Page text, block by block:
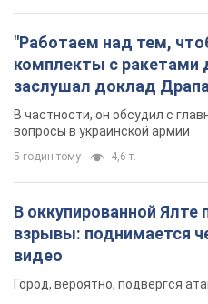
"Работаем над тем,
комплекты с ракетами
заслушал доклад
новых мерах
В частности, он обсудил с
вопросы в украинской армии
5 годин тому 4,6 т.
В оккупированной
взрывы: поднимается
видео
Город, вероятно, подвергся